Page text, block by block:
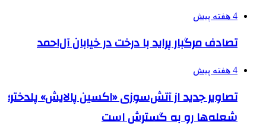
4 هفته پیش
تصادف مرگبار پراید با درخت در خیابان آل‌احمد
4 هفته پیش
تصاویر جدید از آتش‌سوزی «اکسین پالایش» پلدختر؛
شعله‌ها رو به گسترش است